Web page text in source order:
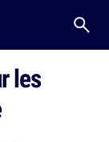
les